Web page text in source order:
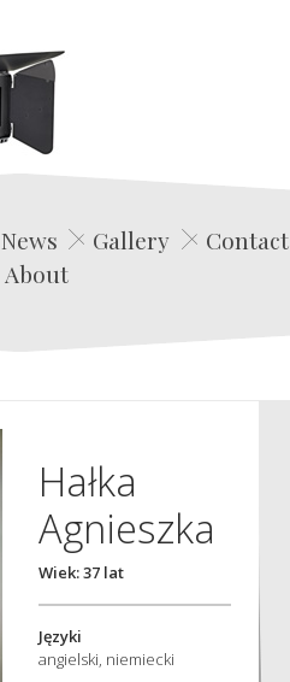
Edwin Film Agencja Aktorska
News Gallery
Contact
About
Hałka
Agnieszka
Wiek: 37 lat
Języki
angielski, niemiecki